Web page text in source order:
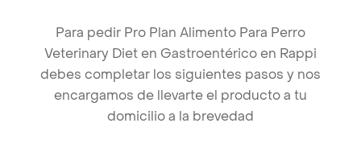
Para pedir Pro Plan Alimento Para Perro
Veterinary Diet en Gastroentérico en Rappi
debes completar los siguientes pasos y nos
encargamos de llevarte el producto a tu
domicilio a la brevedad